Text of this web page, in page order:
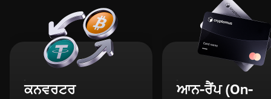
ਕਨਵਰਟਰ
ਆਨ-ਰੈਂਪ (On-